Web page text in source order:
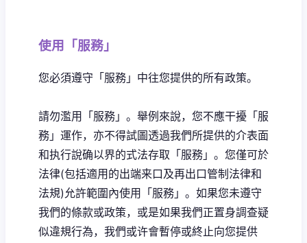
使用「服務」
您必須遵守「服務」中往您提供的所有政策。
請勿濫用「服務」。舉例來說，您不應干擾「服
務」運作，亦不得試圖透過我們所提供的介表面
和执行說确以界的式法存取「服務」。您僅可於
法律(包括適用的出端来口及再出口管制法律和
法規)允許範圍內使用「服務」。如果您未遵守
我們的條款或政策，或是如果我們正置身調查疑
似違規行為，我們或许會暫停或終止向您提供